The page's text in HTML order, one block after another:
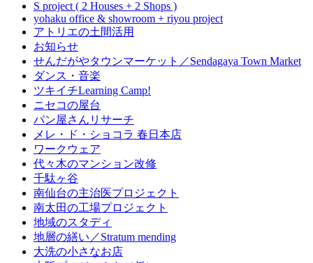
S project ( 2 Houses + 2 Shops )
yohaku office & showroom + riyou project
アトリエの土間活用
お知らせ
せんだがやタウンマーケット／Sendagaya Town Market
ダンス・音楽
ツキイチLearning Camp!
ニセコの屋台
パン屋さんリサーチ
メレ・ド・ショコラ 春日本店
ワークウェア
代々木のマンション改修
千駄ヶ谷
南仙台の主治医プロジェクト
南太田の工場プロジェクト
地域のスタディ
地層の繕い／Stratum mending
大洗の小さなお店